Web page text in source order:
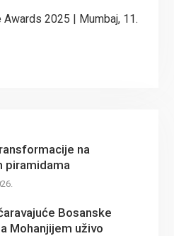
Awards 2025 | Mumbaj, 11.
na
piramidama
Bosanske
Mohanjijem uživo